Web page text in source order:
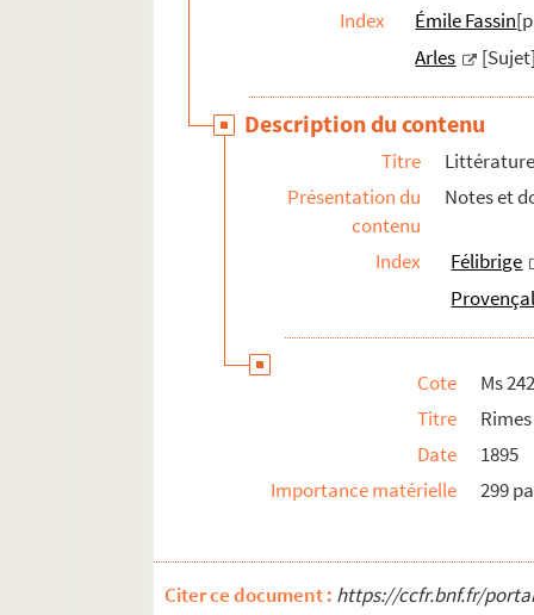
Index
Émile Fassin
Arles
Description du contenu
Titre
Présentation du
contenu
Notes et
Index
Félibrige
Cote
Ms
Titre
Date
1895
Importance matérielle
299
Citer ce document : https://ccfr.bnf.fr/